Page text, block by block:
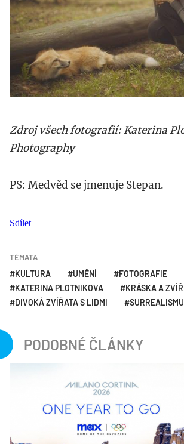
Zdroj všech fotografií: Katerina
Photography
PS: Medvěd se jmenuje Stepan.
Sdílet
TÉMATA
KULTURA UMĚNÍ FOTOGRAFIE
KATERINA PLOTNIKOVA
KRÁSKA A
DIVOKÁ ZVÍŘATA S LIDMI
PODOBNÉ ČLÁNKY